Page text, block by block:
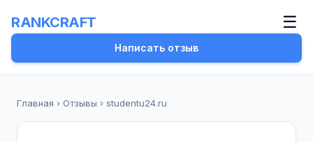
RANKCRAFT ☰
Написать отзыв
Главная › Отзывы › studentu24.ru